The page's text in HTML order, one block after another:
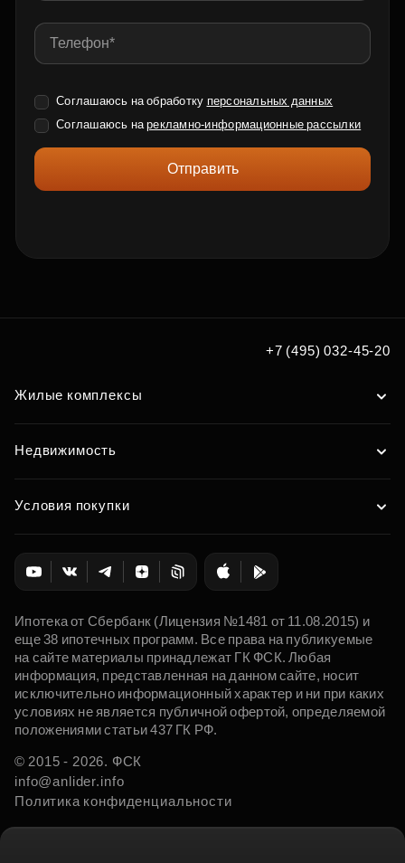
Соглашаюсь на обработку персональных данных
Соглашаюсь нарекламно-информационные рассылки
Отправить
+7 (495) 032-45-20
Жилые комплексы
Недвижимость
Условия покупки
Ипотека от Сбербанк (Лицензия №1481 от 11.08.2015) и
еще 38 ипотечных программ. Все права на публикуемые
на сайте материалы принадлежат ГК ФСК. Любая
информация, представленная на данном сайте, носит
исключительно информационный характер и ни при каких
условиях не является публичной офертой, определяемой
положениями статьи 437 ГК РФ.
© 2015 - 2026. ФСК
info@anlider.info
Политика конфиденциальности